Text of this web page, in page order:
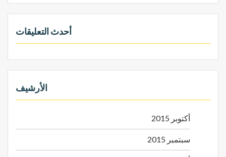
أحدث التعليقات
الأرشيف
أكتوبر 2015
سبتمبر 2015